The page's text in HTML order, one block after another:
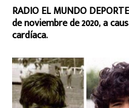
RADIO EL MUNDO
de noviembre de 2020, a
cardíaca.